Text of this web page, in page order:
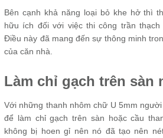
Bên cạnh khả năng loại bỏ khe hở thì
hữu ích đối với việc thi công trần thạch
Điều này đã mang đến sự thông minh
của căn nhà.
Làm chỉ gạch trên sàn
Với những thanh nhôm chữ U 5mm
để làm chỉ gạch trên sàn hoặc cầu
không bị hoen gỉ nên nó đã tạo nên